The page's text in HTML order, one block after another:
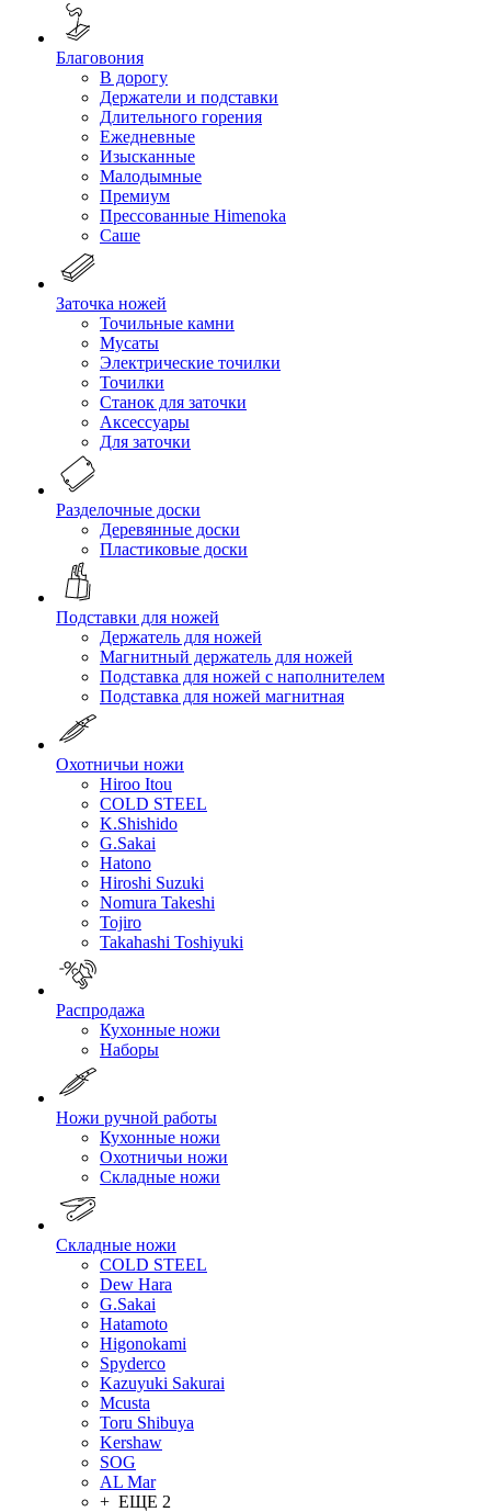
Благовония
В дорогу
Держатели и подставки
Длительного горения
Ежедневные
Изысканные
Малодымные
Премиум
Прессованные Himenoka
Саше
Заточка ножей
Точильные камни
Мусаты
Электрические точилки
Точилки
Станок для заточки
Аксессуары
Для заточки
Разделочные доски
Деревянные доски
Пластиковые доски
Подставки для ножей
Держатель для ножей
Магнитный держатель для ножей
Подставка для ножей с наполнителем
Подставка для ножей магнитная
Охотничьи ножи
Hiroo Itou
COLD STEEL
K.Shishido
G.Sakai
Hatono
Hiroshi Suzuki
Nomura Takeshi
Tojiro
Takahashi Toshiyuki
Распродажа
Кухонные ножи
Наборы
Ножи ручной работы
Кухонные ножи
Охотничьи ножи
Складные ножи
Складные ножи
COLD STEEL
Dew Hara
G.Sakai
Hatamoto
Higonokami
Spyderco
Kazuyuki Sakurai
Mcusta
Toru Shibuya
Kershaw
SOG
AL Mar
+ ЕЩЕ 2